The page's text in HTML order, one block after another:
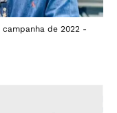
de 2022 -